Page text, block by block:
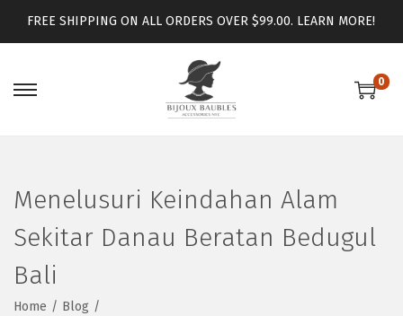
FREE SHIPPING ON ALL ORDERS OVER $99.00. LEARN MORE!
0
Menelusuri Keindahan Alam
Sekitar Danau Beratan Bedugul
Bali
Home / Blog /